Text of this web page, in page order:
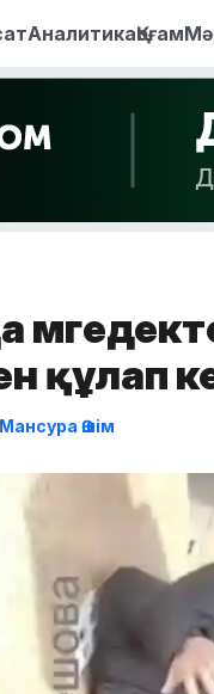
АналитикаҚоғам
құлап
Мансура Әшім